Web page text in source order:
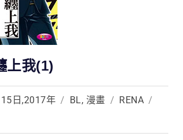
上我(1)
日,2017年 / BL, 漫畫 / RENA /